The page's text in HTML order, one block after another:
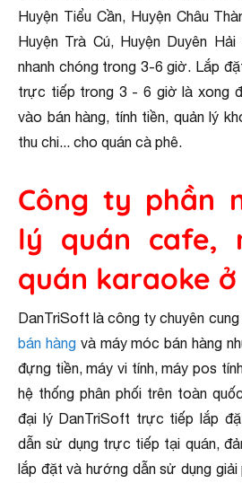
Huyện Tiểu Cần, Huyện Châu
Huyện Trà Cú, Huyện Duyên
nhanh chóng trong 3-6 giờ. Lắp
trực tiếp trong 3 - 6 giờ là xong
vào bán hàng, tính tiền, quản lý
thu chi... cho quán cà phê.
Công ty phần
lý quán cafe,
quán karaoke
DanTriSoft là công ty chuyên cung
bán hàngvà máy móc bán hàng
đựng tiền, máy vi tính, máy pos
hệ thống phân phối trên toàn
đại lý DanTriSoft trực tiếp lắp
dẫn sử dụng trực tiếp tại quán,
lắp đặt và hướng dẫn sử dụng giải